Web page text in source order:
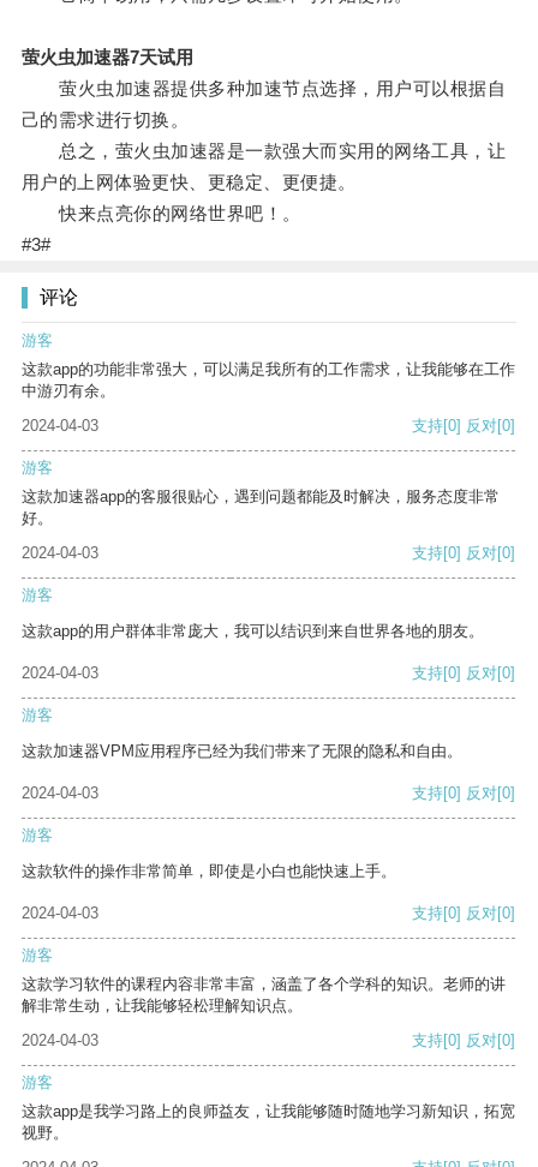
萤火虫加速器7天试用
萤火虫加速器提供多种加速节点选择，用户可以根据自
己的需求进行切换。
总之，萤火虫加速器是一款强大而实用的网络工具，让
用户的上网体验更快、更稳定、更便捷。
快来点亮你的网络世界吧！。
#3#
评论
游客
这款app的功能非常强大，可以满足我所有的工作需求，让我能够在工作
中游刃有余。
2024-04-03
支持[0] 反对[0]
游客
这款加速器app的客服很贴心，遇到问题都能及时解决，服务态度非常
好。
2024-04-03
支持[0] 反对[0]
游客
这款app的用户群体非常庞大，我可以结识到来自世界各地的朋友。
2024-04-03 支持[0] 反对[0]
游客
这款加速器VPM应用程序已经为我们带来了无限的隐私和自由。
2024-04-03 支持[0] 反对[0]
游客
这款软件的操作非常简单，即使是小白也能快速上手。
2024-04-03 支持[0] 反对[0]
游客
这款学习软件的课程内容非常丰富，涵盖了各个学科的知识。老师的讲
解非常生动，让我能够轻松理解知识点。
2024-04-03
支持[0] 反对[0]
游客
这款app是我学习路上的良师益友，让我能够随时随地学习新知识，拓宽
视野。